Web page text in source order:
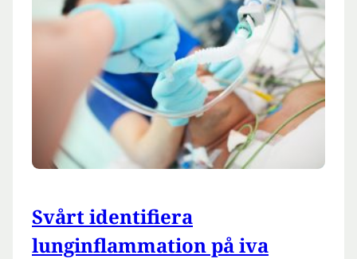
Svårt identifiera
lunginflammation på iva